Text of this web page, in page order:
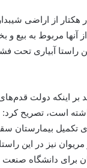
کرد: ۲۰۰ هزار هکتار از
آنها مربوط به بیع و
راستا آبیاری تحت
بر اینکه دولت
تکمیل بیمارستان
نیز در این
تومان برای دانشگاه